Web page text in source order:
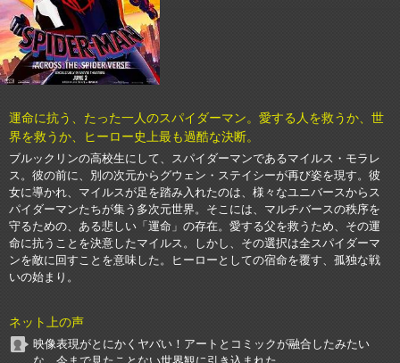
運命に抗う、たった一人のスパイダーマン。愛する人を救うか、世
界を救うか、ヒーロー史上最も過酷な決断。
ブルックリンの高校生にして、スパイダーマンであるマイルス・モラレ
ス。彼の前に、別の次元からグウェン・ステイシーが再び姿を現す。彼
女に導かれ、マイルスが足を踏み入れたのは、様々なユニバースからス
パイダーマンたちが集う多次元世界。そこには、マルチバースの秩序を
守るための、ある悲しい「運命」の存在。愛する父を救うため、その運
命に抗うことを決意したマイルス。しかし、その選択は全スパイダーマ
ンを敵に回すことを意味した。ヒーローとしての宿命を覆す、孤独な戦
いの始まり。
ネット上の声
映像表現がとにかくヤバい！アートとコミックが融合したみたい